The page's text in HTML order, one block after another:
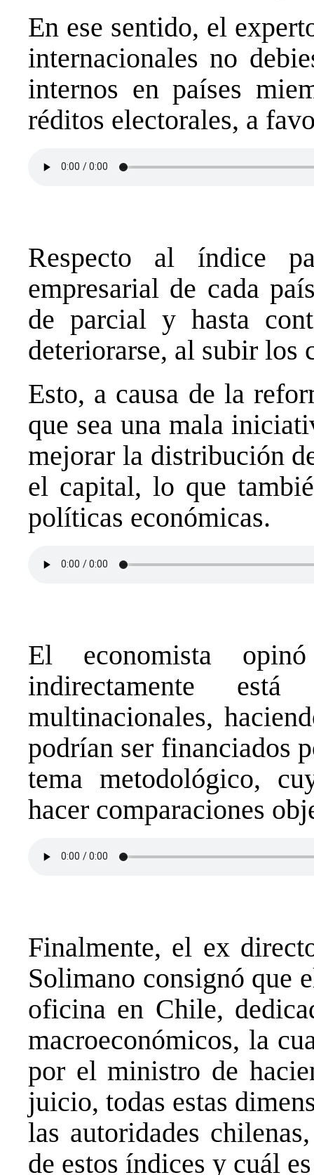
En ese sentido, el
internacionales no
internos en países
réditos electorales, a
Respecto al índice
empresarial de cada
de parcial y hasta
deteriorarse, al subir los
Esto, a causa de la
que sea una mala
mejorar la distribución
el capital, lo que
políticas económicas.
El economista
indirectamente
multinacionales,
podrían ser financiados
tema metodológico,
hacer comparaciones
Finalmente, el ex
Solimano consignó que
oficina en Chile,
macroeconómicos, la
por el ministro de
juicio, todas estas
las autoridades
de estos índices y cuál